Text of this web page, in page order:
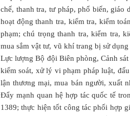
chế, thanh tra, tư pháp, phổ biến, giáo
hoạt động thanh tra, kiểm tra, kiểm
phạm; chú trọng thanh tra, kiểm tra,
mua sắm vật tư, vũ khí trang bị sử
Lực lượng Bộ đội Biên phòng, Cảnh
kiểm soát, xử lý vi phạm pháp luật,
lận thương mại, mua bán người, xuất
Đẩy mạnh quan hệ hợp tác quốc tế
1389; thực hiện tốt công tác phối hợp